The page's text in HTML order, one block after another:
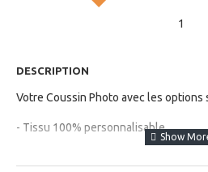
1
DESCRIPTION
Votre Coussin Photo avec les options
- Tissu 100% personnalisable